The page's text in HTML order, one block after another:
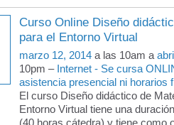
Curso Online Diseño
para el Entorno Virtual
marzo 12, 2014 a las 10am a
10pm – Internet - Se cursa
asistencia presencial ni horarios
El curso Diseño didáctico de
Entorno Virtual tiene una
(40 horas cátedra) y tiene como